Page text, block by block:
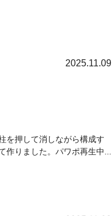
2025.11.09
を押して消しながら構成す
りました。パワポ再生中...